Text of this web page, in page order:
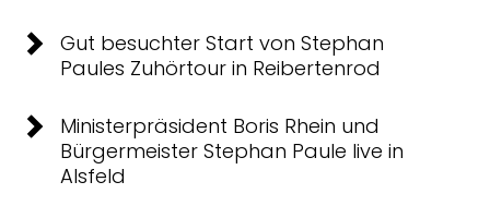
Gut besuchter Start von Stephan
Paules Zuhörtour in Reibertenrod
Ministerpräsident Boris Rhein und
Bürgermeister Stephan Paule live in
Alsfeld